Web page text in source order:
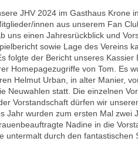
JHV 2024 im Gasthaus Krone
innen aus unserem Fan
uns einen Jahresrückblick und
sowie Lage des Vereins
folgte der Bericht unseres Kassier
Homepagezugriffe von Tom. Es
Helmut Urban, in alter Manier,
Neuwahlen statt. Die einzelnen
Vorstandschaft dürfen wir
Jahr wurden zum ersten Mal zwei
Nadine in die
untermalt durch den fantastischen